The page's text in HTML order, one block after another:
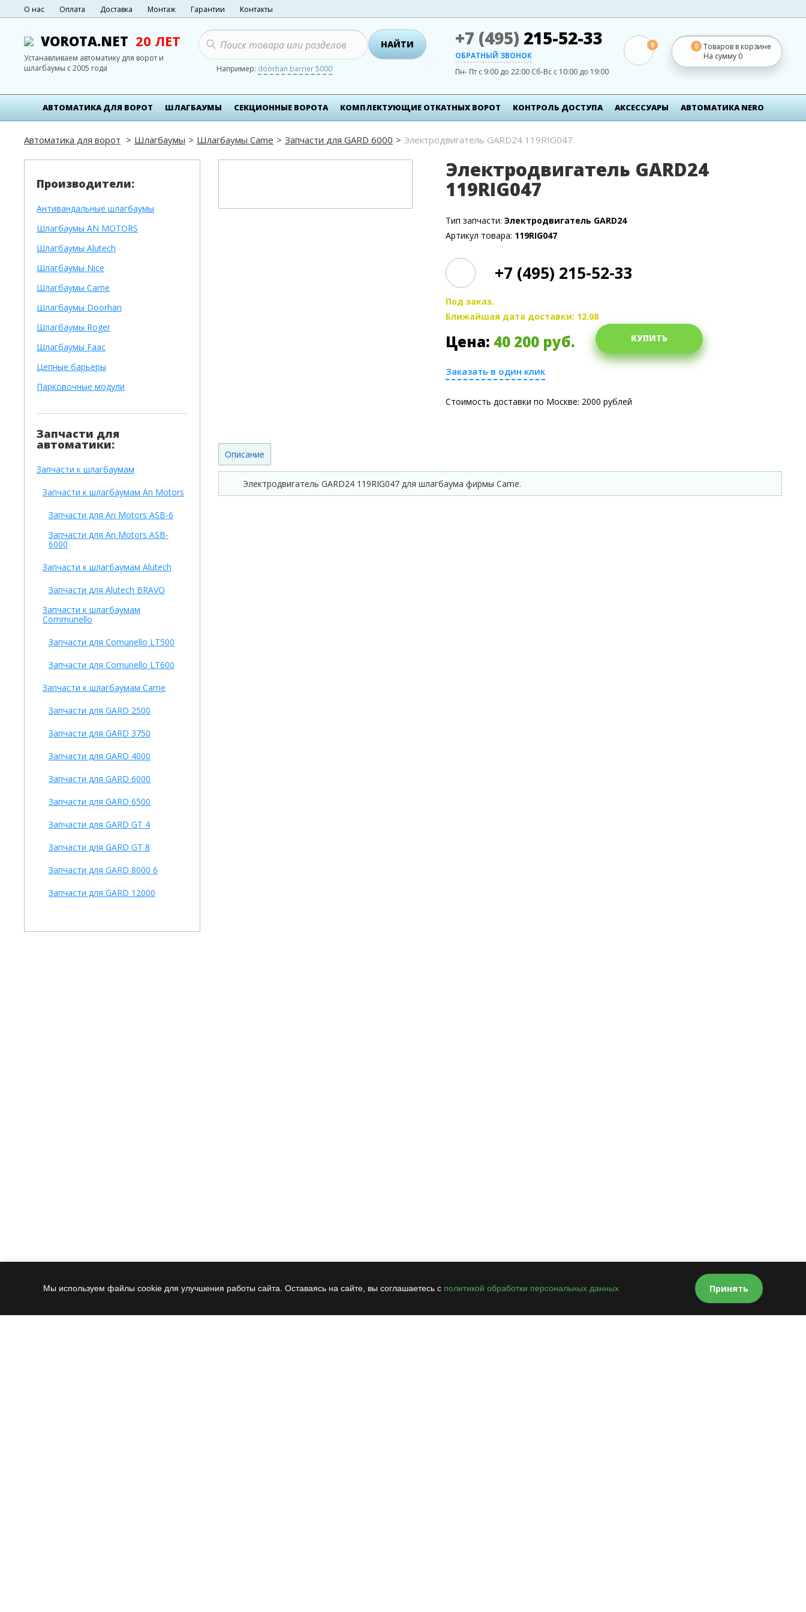
О нас Оплата Доставка Монтаж Гарантии Контакты
VOROTA.NET 20 ЛЕТ
Устанавливаем автоматику для ворот и
шлагбаумы с 2005 года
НАЙТИ
Например: doorhan barrier 5000
+7 (495) 215-52-33
ОБРАТНЫЙ ЗВОНОК
Пн- Пт с 9:00 до 22:00 Сб-Вс с 10:00 до 19:00
0 0
Товаров в корзине
На сумму 0
АВТОМАТИКА ДЛЯ ВОРОТ ШЛАГБАУМЫ СЕКЦИОННЫЕ ВОРОТА КОМПЛЕКТУЮЩИЕ ОТКАТНЫХ ВОРОТ КОНТРОЛЬ ДОСТУПА АКСЕСCУАРЫ АВТОМАТИКА NERO
Автоматика для ворот Шлагбаумы Шлагбаумы Came Запчасти для GARD 6000 Электродвигатель GARD24 119RIG047
Производители:
Антивандальные шлагбаумы
Шлагбаумы AN MOTORS
Шлагбаумы Alutech
Шлагбаумы Nice
Шлагбаумы Came
Шлагбаумы Doorhan
Шлагбаумы Roger
Шлагбаумы Faac
Цепные барьеры
Парковочные модули
Запчасти для
автоматики:
Запчасти к шлагбаумам
Запчасти к шлагбаумам An Motors
Запчасти для An Motors ASB-6
Запчасти для An Motors ASB-
6000
Запчасти к шлагбаумам Alutech
Запчасти для Alutech BRAVO
Запчасти к шлагбаумам
Communello
Запчасти для Comunello LT500
Запчасти для Comunello LT600
Запчасти к шлагбаумам Came
Запчасти для GARD 2500
Запчасти для GARD 3750
Запчасти для GARD 4000
Запчасти для GARD 6000
Запчасти для GARD 6500
Запчасти для GARD GT 4
Запчасти для GARD GT 8
Запчасти для GARD 8000 6
Запчасти для GARD 12000
Электродвигатель GARD24
119RIG047
Тип запчасти:Электродвигатель GARD24
Артикул товара: 119RIG047
+7 (495) 215-52-33
Под заказ.
Ближайшая дата доставки: 12.08
Цена: 40 200 руб. КУПИТЬ
Заказать в один клик
Стоимость доставки по Москве: 2000 рублей
Описание
Электродвигатель GARD24 119RIG047 для шлагбаума фирмы Came.
Мы используем файлы cookie для улучшения работы сайта. Оставаясь на сайте, вы соглашаетесь с политикой обработки персональных данных Принять